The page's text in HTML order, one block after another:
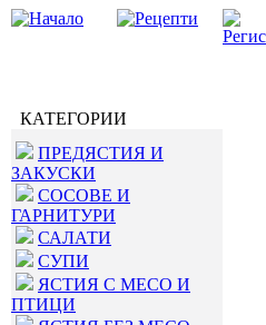
КАТЕГОРИИ
ПРЕДЯСТИЯ И
ЗАКУСКИ
СОСОВЕ И
ГАРНИТУРИ
САЛАТИ
СУПИ
ЯСТИЯ С МЕСО И
ПТИЦИ